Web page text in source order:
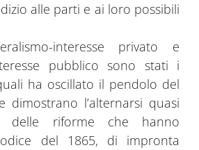
alle parti e ai loro possibili
interesse privato e
pubblico sono stati i
ha oscillato il pendolo del
dimostrano l’alternarsi quasi
delle riforme che hanno
del 1865, di impronta